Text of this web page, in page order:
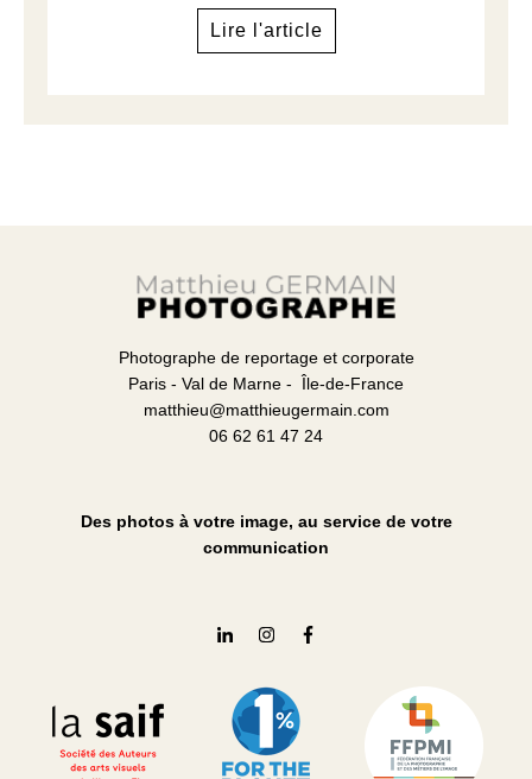
Lire l'article
Photographe de reportage et corporate
Paris - Val de Marne - Île-de-France
matthieu@matthieugermain.com
06 62 61 47 24
Des photos à votre image, au service de votre
communication